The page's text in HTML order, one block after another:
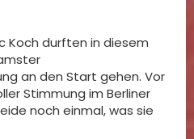
Koch durften in diesem
an den Start gehen. Vor
Stimmung im Berliner
noch einmal, was sie